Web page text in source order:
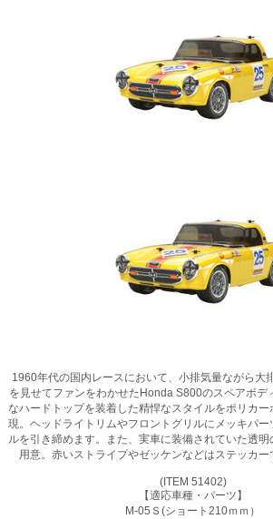
1960年代の国内レースにおいて、小排気量ながら大
を見せてファンをわかせたHonda S800のスペアボデ
なハードトップを装着した精悍なスタイルをポリカ
現。ヘッドライトリムやフロントグリルにメッキパ
ルを引き締めます。また、実車に装備されていた透明
用意。赤いストライプやゼッケンなどはステッカー
(ITEM 51402)
【適応車種・パーツ】
M-05Ｓ(ショート210ｍｍ）